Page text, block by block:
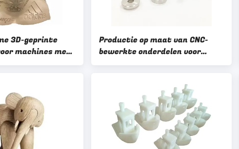
3D-geprinte
machines met
Productie op maat van CNC-
bewerkte onderdelen voor
optimale efficiëntie OEM/ODM